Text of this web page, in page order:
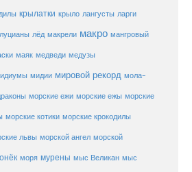
крылатки крыло лангусты ларги
луцианы лёд макрели макро мангровый
маяк медведи медузы
мидии мировой рекорд мола-
морские ежи морские ежы морские
морские котики морские крокодилы
львы морской ангел морской
моря мурены мыс Великан мыс